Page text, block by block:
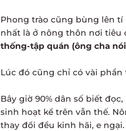
Phong trào cũng bùng lên
nhất là ở nông thôn nơi tiêu
thống-tập quán (ông cha
Lúc đó cũng chỉ có vài
Bây giờ 90% dân số biết
sinh hoạt kể trên vẫn thế.
thay đổi đều kinh hãi, e ngại.